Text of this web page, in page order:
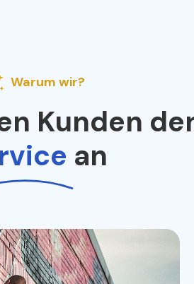
Warum wir?
Kunden
an